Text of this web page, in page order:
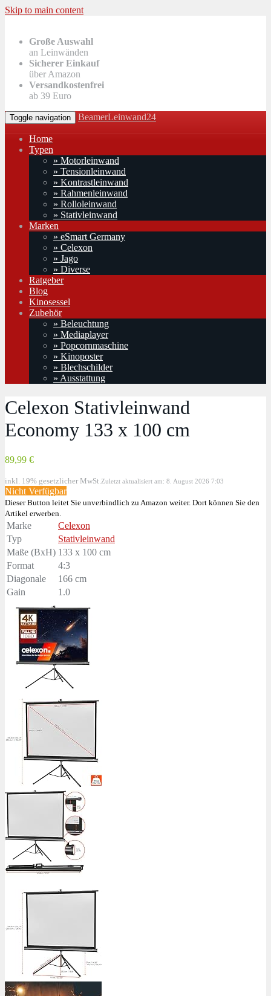
Skip to main content
Große Auswahl
an Leinwänden
Sicherer Einkauf
über Amazon
Versandkostenfrei
ab 39 Euro
Toggle navigation BeamerLeinwand24
Home
Typen
» Motorleinwand
» Tensionleinwand
» Kontrastleinwand
» Rahmenleinwand
» Rolloleinwand
» Stativleinwand
Marken
» eSmart Germany
» Celexon
» Jago
» Diverse
Ratgeber
Blog
Kinosessel
Zubehör
» Beleuchtung
» Mediaplayer
» Popcornmaschine
» Kinoposter
» Blechschilder
» Ausstattung
Celexon Stativleinwand
Economy 133 x 100 cm
89,99 €
inkl. 19% gesetzlicher MwSt. Zuletzt aktualisiert am: 8. August 2026 7:03
Nicht Verfügbar
Dieser Button leitet Sie unverbindlich zu Amazon weiter. Dort können Sie den
Artikel erwerben.
Marke
Celexon
Typ
Stativleinwand
Maße (BxH) 133 x 100 cm
Format
4:3
Diagonale
166 cm
Gain
1.0